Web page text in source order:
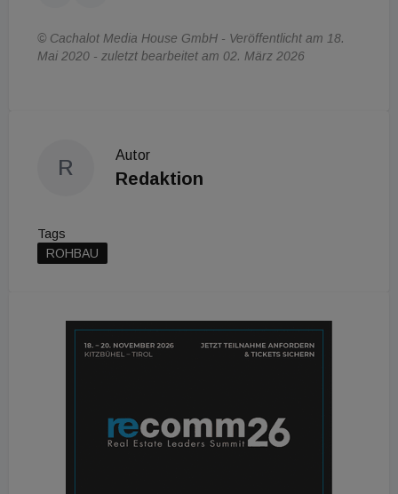
© Cachalot Media House GmbH - Veröffentlicht am 18.
Mai 2020 - zuletzt bearbeitet am 02. März 2026
R
Autor
Redaktion
Tags
ROHBAU